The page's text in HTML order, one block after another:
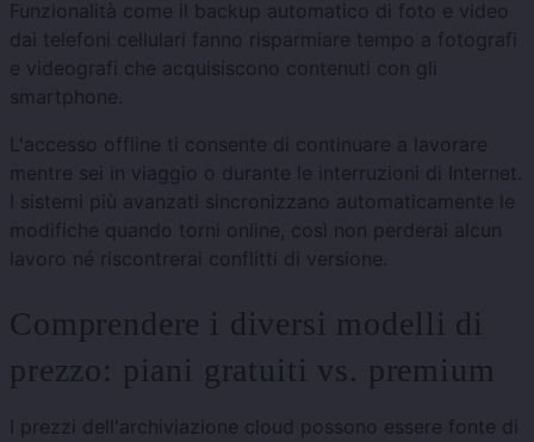
Funzionalità come il backup automatico di foto e video
dai telefoni cellulari fanno risparmiare tempo a fotografi
e videografi che acquisiscono contenuti con gli
smartphone.
L'accesso offline ti consente di continuare a lavorare
mentre sei in viaggio o durante le interruzioni di Internet.
I sistemi più avanzati sincronizzano automaticamente le
modifiche quando torni online, così non perderai alcun
lavoro né riscontrerai conflitti di versione.
Comprendere i diversi modelli di
prezzo: piani gratuiti vs. premium
I prezzi dell'archiviazione cloud possono essere fonte di